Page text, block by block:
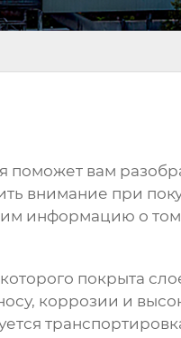
поможет вам
внимание при
информацию о
покрыта
коррозии и